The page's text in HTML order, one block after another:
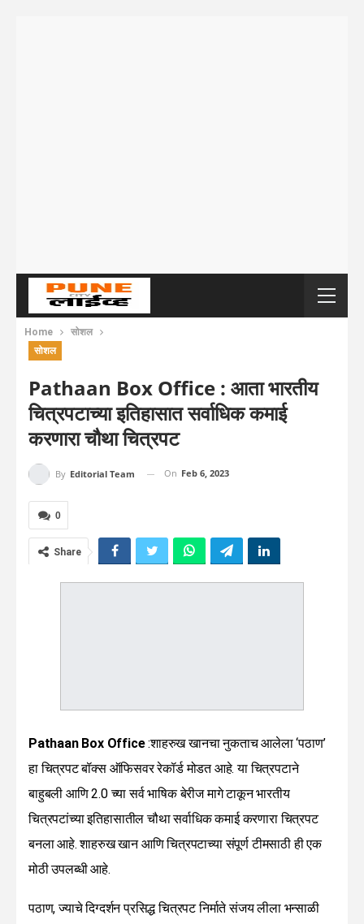
Home
सोशल
सोशल
Pathaan Box Office : आता भारतीय
चित्रपटाच्या इतिहासात सर्वाधिक कमाई
करणारा चौथा चित्रपट
By Editorial Team On Feb 6, 2023
0
Share
Pathaan Box Office:शाहरुख खानचा नुकताच आलेला ‘पठाण’
हा चित्रपट बॉक्स ऑफिसवर रेकॉर्ड मोडत आहे. या चित्रपटाने
बाहुबली आणि 2.0 च्या सर्व भाषिक बेरीज मागे टाकून भारतीय
चित्रपटांच्या इतिहासातील चौथा सर्वाधिक कमाई करणारा चित्रपट
बनला आहे. शाहरुख खान आणि चित्रपटाच्या संपूर्ण टीमसाठी ही एक
मोठी उपलब्धी आहे.
पठाण, ज्याचे दिग्दर्शन प्रसिद्ध चित्रपट निर्माते संजय लीला भन्साळी